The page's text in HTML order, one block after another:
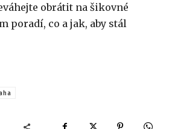
obrátit na šikovné
poradí, co a jak, aby stál